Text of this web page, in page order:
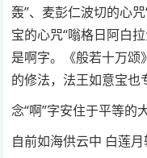
轰”、麦彭仁波切的心
宝的心咒“嗡格日阿白
是啊字。《般若十万颂
的修法，法王如意宝也
念“啊”字安住于平等的
自前如海供云中 白莲